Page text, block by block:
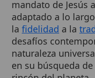
desafíos
naturaleza universal
en su búsqueda de
rincón del planeta.